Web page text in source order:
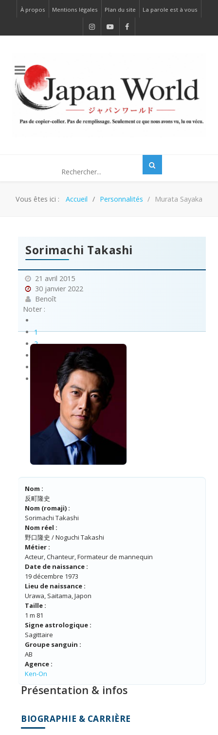
À propos Mentions légales Plan du site La parole est à vous
Vous êtes ici : Accueil Personnalités Murata Sayaka
Sorimachi Takashi
21 avril 2015
30 janvier 2022
Benoît
Noter :
1
2
Nom :
反町隆史
Nom (romaji) :
Sorimachi Takashi
Nom réel :
野口隆史 / Noguchi Takashi
Métier :
Acteur, Chanteur, Formateur de mannequin
Date de naissance :
19 décembre 1973
Lieu de naissance :
Urawa, Saitama, Japon
Taille :
1 m 81
Signe astrologique :
Sagittaire
Groupe sanguin :
AB
Agence :
Ken-On
Présentation & infos
BIOGRAPHIE & CARRIÈRE